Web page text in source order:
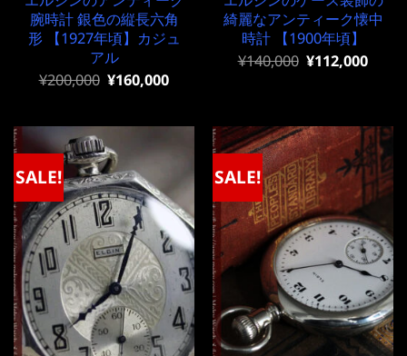
腕時計 銀色の縦長六角
形 【1927年頃】カジュ
アル
元
格
は
¥200,000
で
し
た。
¥200,000 現
価
は
¥200,000
で
す。
¥160,000
綺麗なアンティーク懐中
時計 【1900年頃】
元
¥140,000
で
た。
¥140,000 現
は
¥140,000
で
す。
¥112,000
SALE! SALE!